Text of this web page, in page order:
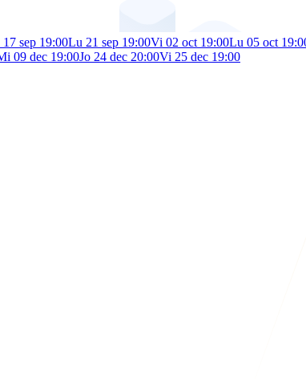
17 sep 19:00Lu 21 sep 19:00Vi 02 oct 19:00Lu 05 oct
09 dec 19:00Jo 24 dec 20:00Vi 25 dec 19:00